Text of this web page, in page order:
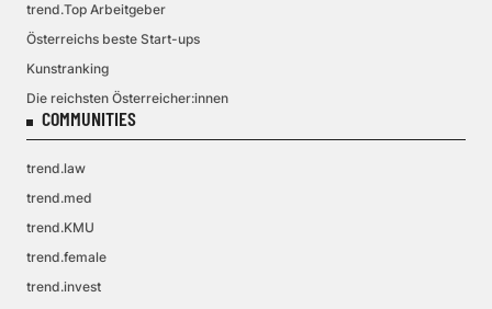
trend.Top Arbeitgeber
Österreichs beste Start-ups
Kunstranking
Die reichsten Österreicher:innen
COMMUNITIES
trend.law
trend.med
trend.KMU
trend.female
trend.invest